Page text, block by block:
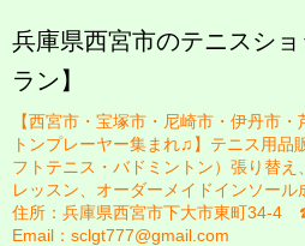
兵庫県西宮市のテニスシ
ラン】
【西宮市・宝塚市・尼崎市・伊丹市
トンプレーヤー集まれ♫】テニス用品
フトテニス・バドミントン）張り替
レッスン、オーダーメイドインソー
住所：兵庫県西宮市下大市東町34-
Email：sclgt777@gmail.com
HOME
ブログ
お知らせ一覧
スタッフ紹介